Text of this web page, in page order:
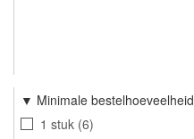
Minimale bestelhoeveelheid
1 stuk 6